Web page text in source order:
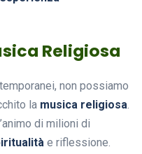
Religiosa
non possiamo
la musica religiosa.
di milioni di
e riflessione.